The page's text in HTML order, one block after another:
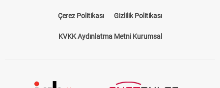
Çerez Politikası Gizlilik Politikası
KVKK Aydınlatma Metni Kurumsal